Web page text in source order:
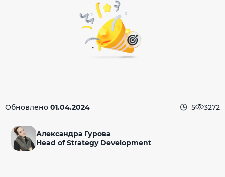
Обновлено 01.04.2024 5 3272
Александра Гурова
Head of Strategy Development